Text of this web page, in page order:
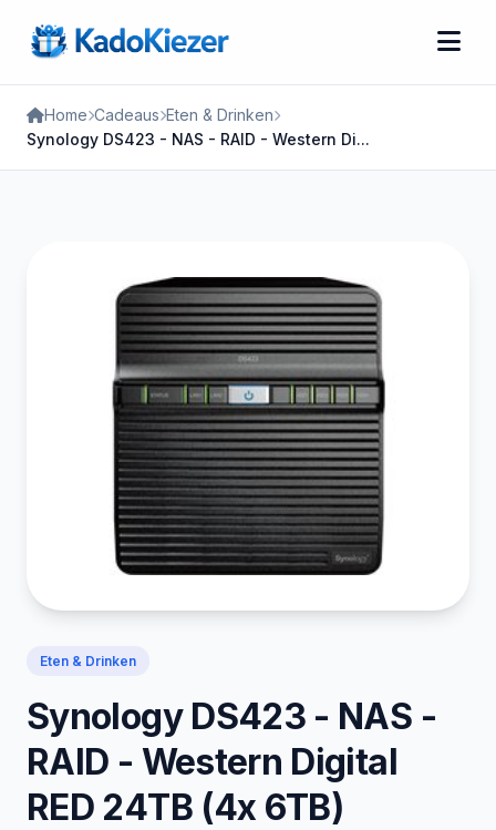
Home Cadeaus Eten & Drinken
Synology DS423 - NAS - RAID - Western Di...
Eten & Drinken
Synology DS423 - NAS -
RAID - Western Digital
RED 24TB (4x 6TB)